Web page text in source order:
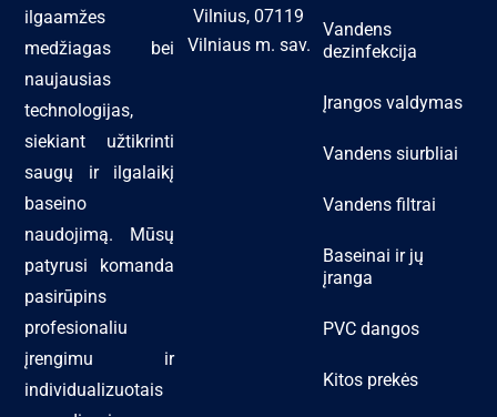
ilgaamžes
medžiagas bei
naujausias
technologijas,
siekiant užtikrinti
saugų ir ilgalaikį
baseino
naudojimą. Mūsų
patyrusi komanda
pasirūpins
profesionaliu
įrengimu ir
individualizuotais
Vilnius, 07119
Vilniaus m. sav.
Vandens
dezinfekcija
Įrangos valdymas
Vandens siurbliai
Vandens filtrai
Baseinai ir jų
įranga
PVC dangos
Kitos prekės